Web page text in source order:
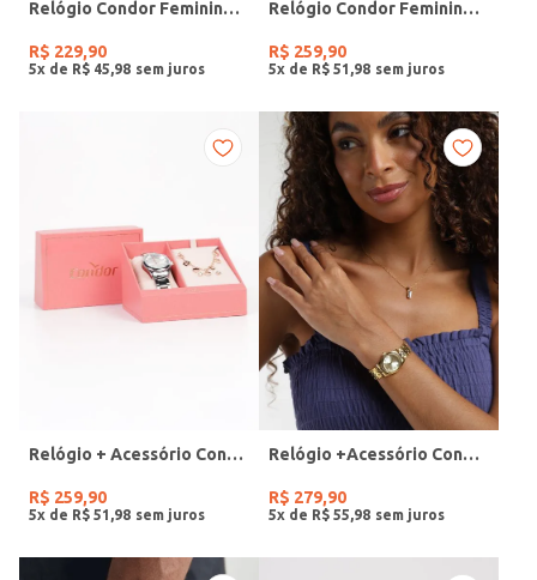
Relógio Condor Feminino PRATA
R$ 229,90
5x de R$ 45 98
Relógio Condor Feminino DOURADO
R$ 259,90
5x de R$ 51 98
Relógio + Acessório Condor Feminino PRATA
R$ 259,90
5x de R$ 51 98
Relógio +Acessório Condor Feminino DOURADO
R$ 279,90
5x de R$ 55 98